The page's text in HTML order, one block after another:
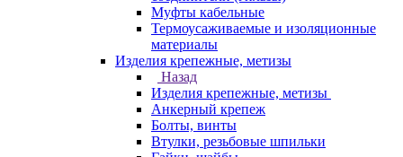
Муфты кабельные
Термоусаживаемые и изоляционные
материалы
Изделия крепежные, метизы
Назад
Изделия крепежные, метизы
Анкерный крепеж
Болты, винты
Втулки, резьбовые шпильки